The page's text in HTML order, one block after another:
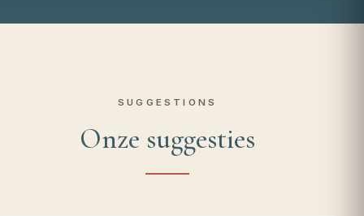
SUGGESTIONS
Onze suggesties